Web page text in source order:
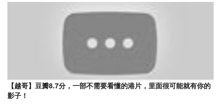
【越哥】豆瓣8.7分，一部不需要看懂的港片，里面很可能就有你的
影子！